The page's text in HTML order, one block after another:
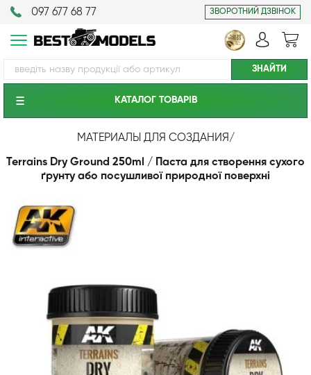
097 677 68 77 ЗВОРОТНИЙ ДЗВІНОК
КАТАЛОГ ТОВАРIВ
МАТЕРИАЛЫ ДЛЯ СОЗДАНИЯ/
Terrains Dry Ground 250ml / Паста для створення сухого
ґрунту або посушливої природної поверхні